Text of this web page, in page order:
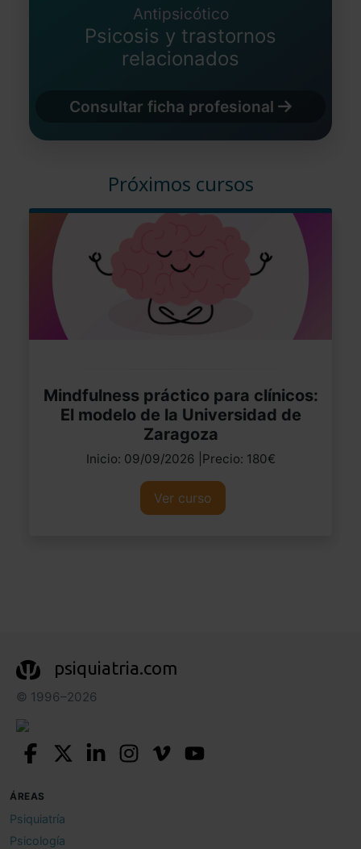
Antipsicótico
Psicosis y trastornos
relacionados
Consultar ficha profesional
Próximos cursos
Mindfulness práctico para clínicos:
El modelo de la Universidad de
Zaragoza
Inicio: 09/09/2026 |Precio: 180€
Ver curso
psiquiatria.com
© 1996–2026
ÁREAS
Psiquiatría
Psicología